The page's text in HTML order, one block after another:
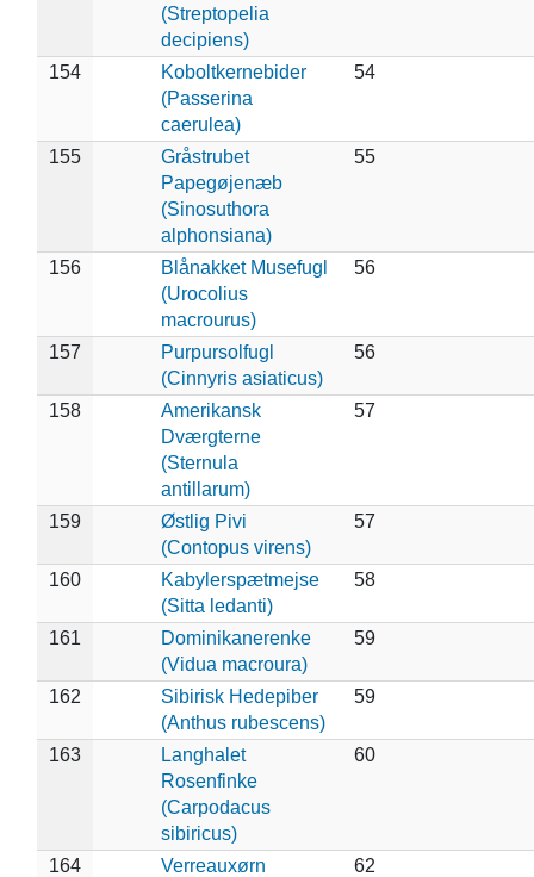
(Streptopelia
decipiens)
154
Koboltkernebider
(Passerina
caerulea)
54
155
Gråstrubet
Papegøjenæb
(Sinosuthora
alphonsiana)
55
156
Blånakket Musefugl
(Urocolius
macrourus)
56
157
Purpursolfugl
(Cinnyris asiaticus)
56
158
Amerikansk
Dværgterne
(Sternula
antillarum)
57
159
Østlig Pivi
(Contopus virens)
57
160
Kabylerspætmejse
(Sitta ledanti)
58
161
Dominikanerenke
(Vidua macroura)
59
162
Sibirisk Hedepiber
(Anthus rubescens)
59
163
Langhalet
Rosenfinke
(Carpodacus
sibiricus)
60
164
Verreauxørn
62